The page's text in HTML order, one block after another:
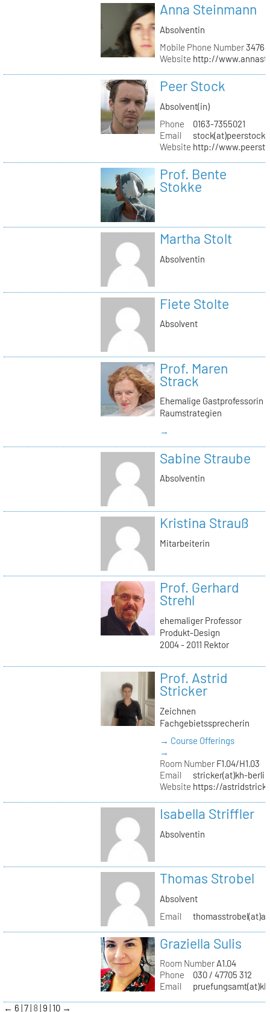
Anna Steinmann
Absolventin
Mobile Phone Number
Website http://
Peer Stock
Absolvent(in)
Phone
0163-7355021
Email
Website http://
Prof. Bente
Stokke
Martha Stolt
Absolventin
Fiete Stolte
Absolvent
Prof. Maren
Strack
Ehemalige Gastprofessorin
Raumstrategien
→
Sabine Straube
Absolventin
Kristina Strauß
Mitarbeiterin
Prof. Gerhard
Strehl
ehemaliger Professor
Produkt-Design
2004 - 2011 Rektor
Prof. Astrid
Stricker
Zeichnen
Fachgebietssprecherin
→ Course Offerings
→
Room NumberF1.04/H1.03
Email
stricker(at)kh-
Website https://
Isabella Striffler
Absolventin
Thomas Strobel
Absolvent
Email
Graziella Sulis
Room NumberA1.04
Phone
030 / 47705 312
Email
← 6 7 8 9 10 →